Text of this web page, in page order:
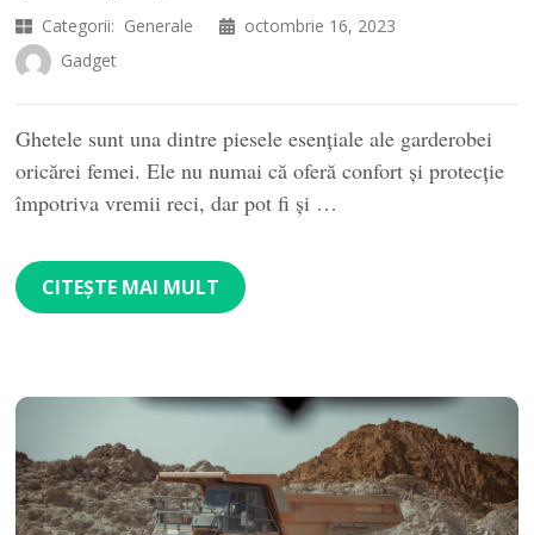
Categorii: Generale
octombrie 16, 2023
Gadget
Ghetele sunt una dintre piesele esențiale ale garderobei
oricărei femei. Ele nu numai că oferă confort și protecție
împotriva vremii reci, dar pot fi și …
CITEȘTE MAI MULT